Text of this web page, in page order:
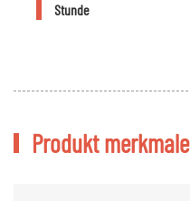
Stunde
Produkt merkmale